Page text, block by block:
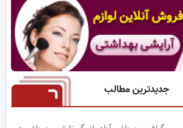
جدیدترین مطالب